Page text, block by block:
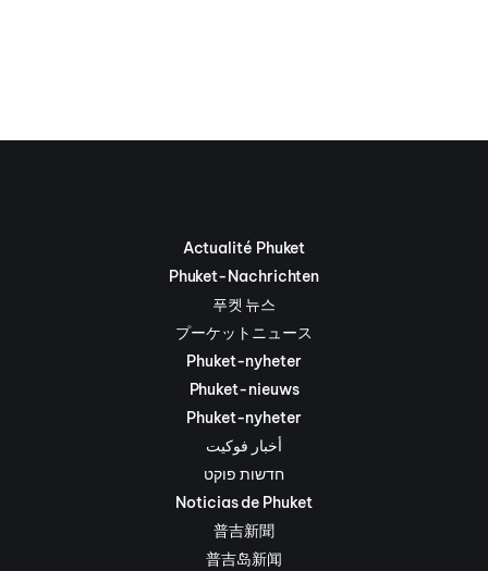
Actualité Phuket
Phuket-Nachrichten
푸켓 뉴스
プーケットニュース
Phuket-nyheter
Phuket-nieuws
Phuket-nyheter
أخبار فوكيت
חדשות פוקט
Noticias de Phuket
普吉新聞
普吉岛新闻